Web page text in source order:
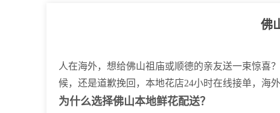
佛
人在海外，想给佛山祖庙或顺德的亲友送一束惊喜？
候，还是道歉挽回，本地花店24小时在线接单，海
为什么选择佛山本地鲜花配送？